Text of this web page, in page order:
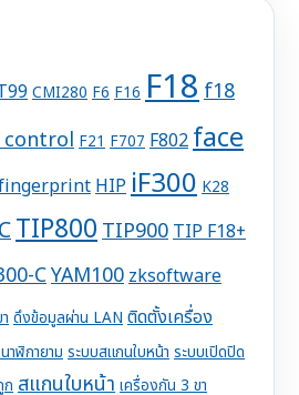
CMI280 F6 F16 F18f18
control F21 F707 F802face
HIPiF300 K28
TIP800TIP900TIP F18+
CYAM100zksoftware
ดึงข้อมูลผ่าน LAN ติดตั้งเครื่อง
าฬิกายาม ระบบสแกนใบหน้า ระบบเปิดปิด
ก สแกนใบหน้า เครื่องกัน 3 ขา